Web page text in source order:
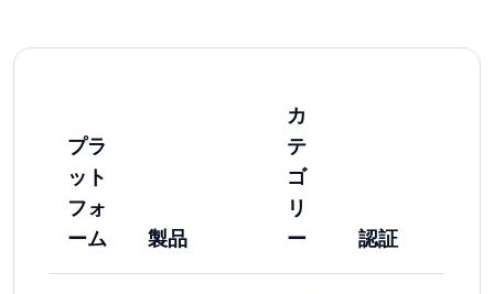
プラ
ット
フォ
ーム
製品
カ
テ
ゴ
リ
ー
認証